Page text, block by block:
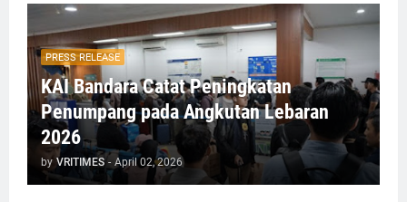
PRESS RELEASE
KAI Bandara Catat Peningkatan
Penumpang pada Angkutan Lebaran
2026
by VRITIMES - April 02, 2026